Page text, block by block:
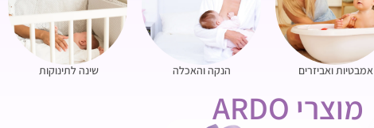
אמבטיות ואביזרים הנקה והאכלה שינה לתינוקות
מוצרי ARDO